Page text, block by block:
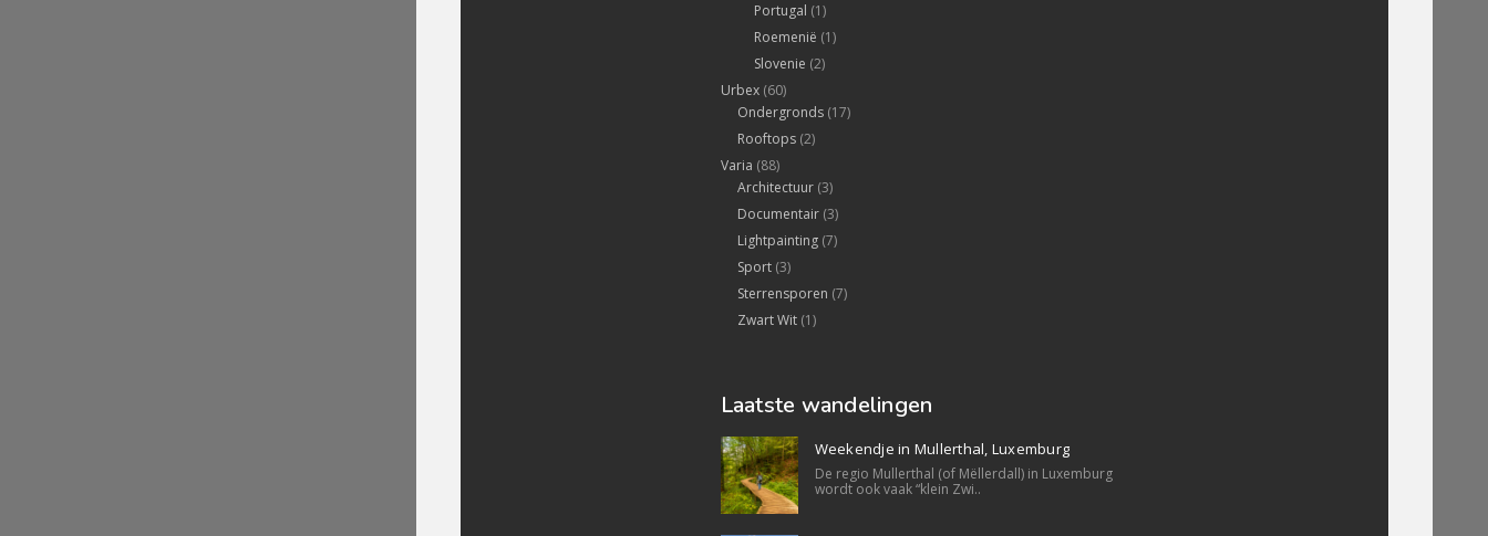
Portugal (1)
Roemenië (1)
Slovenie (2)
Urbex(60)
Ondergronds(17)
Rooftops(2)
Varia (88)
Architectuur(3)
Documentair(3)
Lightpainting(7)
Sport(3)
Sterrensporen (7)
Zwart Wit(1)
Laatste wandelingen
Weekendje in Mullerthal, Luxemburg
De regio Mullerthal (of Mëllerdall) in Luxemburg
wordt ook vaak “klein Zwi..